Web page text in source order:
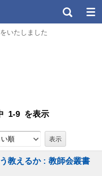
いたしました
1-9 を表示
順
教えるか : 教師会叢書